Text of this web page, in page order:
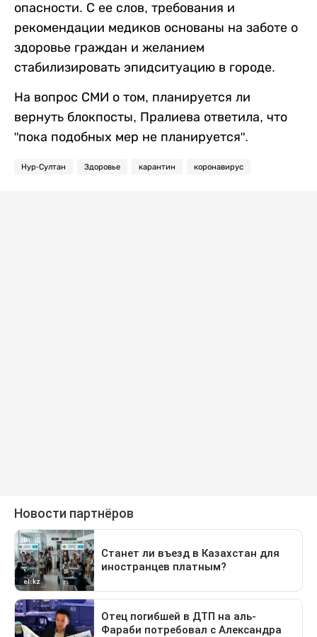
опасности. С ее слов, требования и
рекомендации медиков основаны на заботе о
здоровье граждан и желанием
стабилизировать эпидситуацию в городе.
На вопрос СМИ о том, планируется ли
вернуть блокпосты, Пралиева ответила, что
"пока подобных мер не планируется".
Нур-Султан Здоровье карантин коронавирус